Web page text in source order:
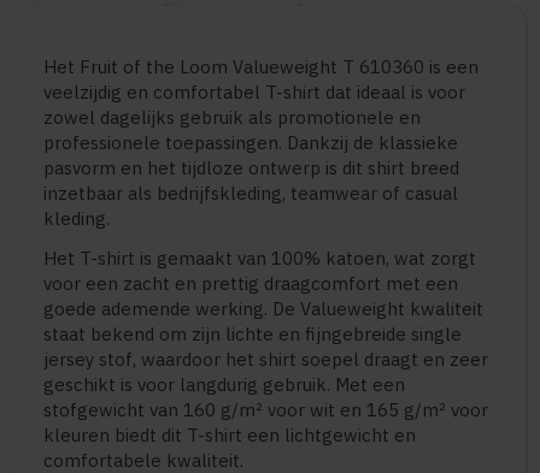
Het Fruit of the Loom Valueweight T 610360 is een
veelzijdig en comfortabel T-shirt dat ideaal is voor
zowel dagelijks gebruik als promotionele en
professionele toepassingen. Dankzij de klassieke
pasvorm en het tijdloze ontwerp is dit shirt breed
inzetbaar als bedrijfskleding, teamwear of casual
kleding.
Het T-shirt is gemaakt van 100% katoen, wat zorgt
voor een zacht en prettig draagcomfort met een
goede ademende werking. De Valueweight kwaliteit
staat bekend om zijn lichte en fijngebreide single
jersey stof, waardoor het shirt soepel draagt en zeer
geschikt is voor langdurig gebruik. Met een
stofgewicht van 160 g/m² voor wit en 165 g/m² voor
kleuren biedt dit T-shirt een lichtgewicht en
comfortabele kwaliteit.